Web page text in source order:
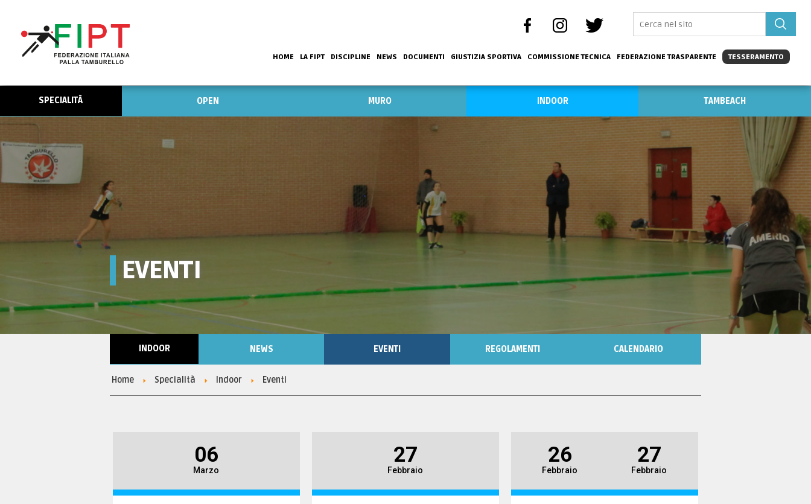
SPECIALITÀ OPEN MURO INDOOR TAMBEACH
HOME LA FIPT DISCIPLINE NEWS DOCUMENTI GIUSTIZIA SPORTIVA COMMISSIONE TECNICA FEDERAZIONE TRASPARENTE TESSERAMENTO
EVENTI
INDOOR NEWS EVENTI REGOLAMENTI CALENDARIO
Home Specialità Indoor Eventi
06
Marzo
27
Febbraio
26
Febbraio
27
Febbraio